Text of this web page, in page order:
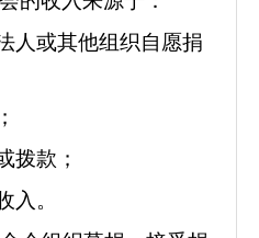
人或其他组织自愿捐
拨款；
入。